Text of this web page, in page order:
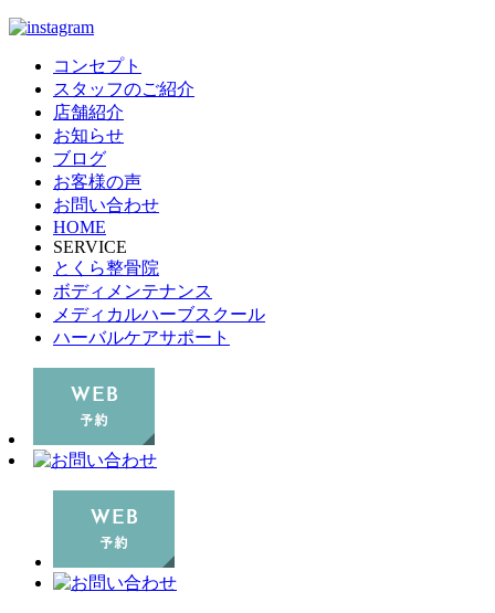
コンセプト
スタッフのご紹介
店舗紹介
お知らせ
ブログ
お客様の声
お問い合わせ
HOME
SERVICE
とくら整骨院
ボディメンテナンス
メディカルハーブスクール
ハーバルケアサポート